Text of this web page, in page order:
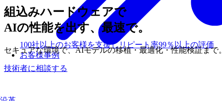
100社以上のお客様を支援しリピート率99％以上の評価
お客様事例
組込みハードウェアで
AIの性能を出す、最速で。
セキュアな環境で、AIモデルの移植・最適化・性能検証まで
技術者に相談する